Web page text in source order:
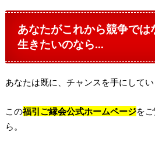
あなたがこれから競争では
生きたいのなら…
あなたは既に、チャンスを手にしてい
この福引ご縁会公式ホームページを
ら。